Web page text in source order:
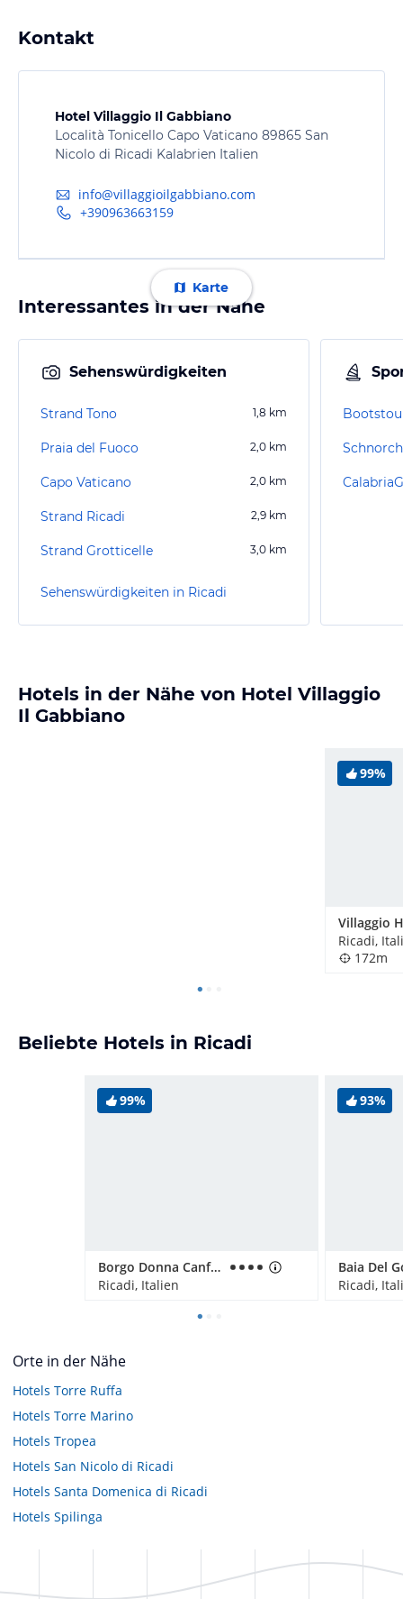
Kontakt
Hotel Villaggio Il Gabbiano
Località Tonicello Capo Vaticano 89865 San
Nicolo di Ricadi Kalabrien Italien
info@villaggioilgabbiano.com
+390963663159
Karte
Interessantes in der Nähe
Sehenswürdigkeiten
Strand Tono 1,8 km
Praia del Fuoco 2,0 km
Capo Vaticano 2,0 km
Strand Ricadi 2,9 km
Strand Grotticelle 3,0 km
Sehenswürdigkeiten in Ricadi
Hotels in der Nähe von Hotel Villaggio
Il Gabbiano
99%
Ricadi,
172m
Beliebte Hotels in Ricadi
99%
Borgo Donna Canfora
Ricadi, Italien
93%
Ricadi,
Orte in der Nähe
Hotels Torre Ruffa
Hotels Torre Marino
Hotels Tropea
Hotels San Nicolo di Ricadi
Hotels Santa Domenica di Ricadi
Hotels Spilinga